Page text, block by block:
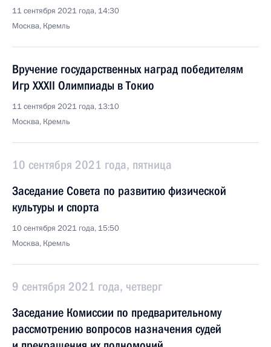
11 сентября 2021 года, 14:30
Москва, Кремль
Вручение государственных наград победителям
Игр XXXII Олимпиады в Токио
11 сентября 2021 года, 13:10
Москва, Кремль
10 сентября 2021 года, пятница
Заседание Совета по развитию физической
культуры и спорта
10 сентября 2021 года, 15:50
Москва, Кремль
9 сентября 2021 года, четверг
Заседание Комиссии по предварительному
рассмотрению вопросов назначения судей